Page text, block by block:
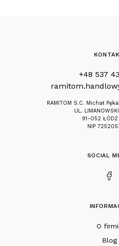
+48 537
RAMITOM S.C. Michał
UL.
91-052 ŁÓDŹ
NIP
O
Blog
SOCIAL